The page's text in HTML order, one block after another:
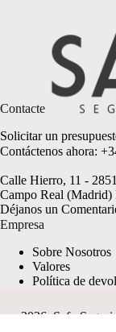
Contacte
Solicitar un
Contáctenos ahora:
Calle Hierro, 11 -
Campo Real (Madrid)
Déjanos un
Empresa
Sobre Nosotros
Valores
Política de
2026, Safy